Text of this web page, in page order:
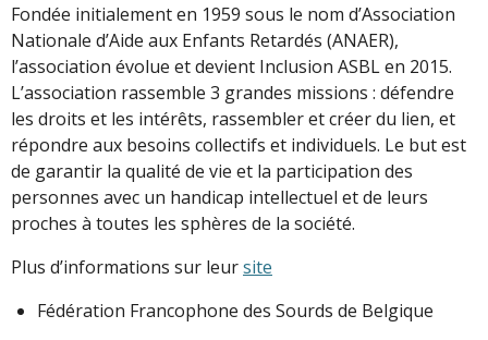
Fondée initialement en 1959 sous le nom d’Association
Nationale d’Aide aux Enfants Retardés (ANAER),
l’association évolue et devient Inclusion ASBL en 2015.
L’association rassemble 3 grandes missions : défendre
les droits et les intérêts, rassembler et créer du lien, et
répondre aux besoins collectifs et individuels. Le but est
de garantir la qualité de vie et la participation des
personnes avec un handicap intellectuel et de leurs
proches à toutes les sphères de la société.
Plus d’informations sur leursite
Fédération Francophone des Sourds de Belgique